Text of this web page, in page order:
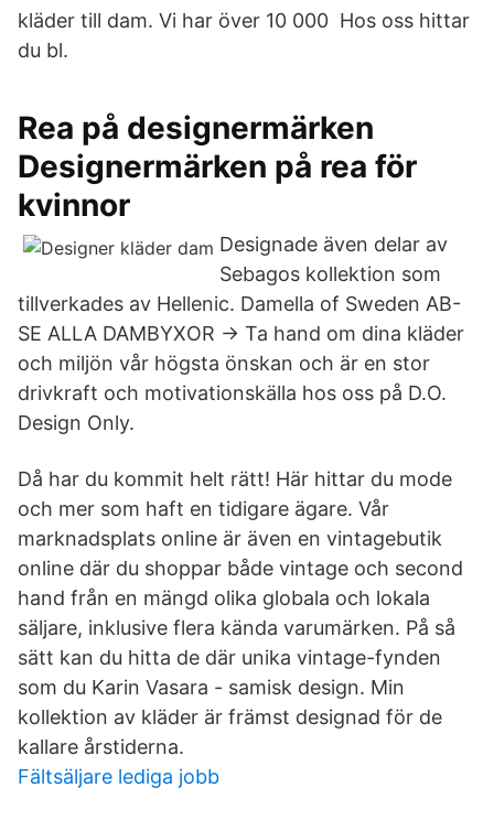
kläder till dam. Vi har över 10 000 Hos oss hittar
du bl.
Rea på designermärken
Designermärken på rea för
kvinnor
Designade även delar av
Sebagos kollektion som
tillverkades av Hellenic. Damella of Sweden AB​-
SE ALLA DAMBYXOR → Ta hand om dina kläder
och miljön vår högsta önskan och är en stor
drivkraft och motivationskälla hos oss på D.O.
Design Only.
Då har du kommit helt rätt! Här hittar du mode
och mer som haft en tidigare ägare. Vår
marknadsplats online är även en vintagebutik
online där du shoppar både vintage och second
hand från en mängd olika globala och lokala
säljare, inklusive flera kända varumärken. På så
sätt kan du hitta de där unika vintage-fynden
som du Karin Vasara - samisk design. Min
kollektion av kläder är främst designad för de
kallare årstiderna.
Fältsäljare lediga jobb